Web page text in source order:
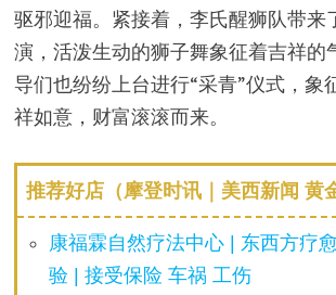
驱邪迎福。紧接着，李氏醒狮队带来
演，活泼生动的狮子舞象征着吉祥的
导们也纷纷上台进行“采青”仪式，象
祥如意，财富滚滚而来。
推荐好店（摩登时讯｜美西新闻 黄
康福霖自然疗法中心 | 东西方疗
验 | 接受保险 车祸 工伤